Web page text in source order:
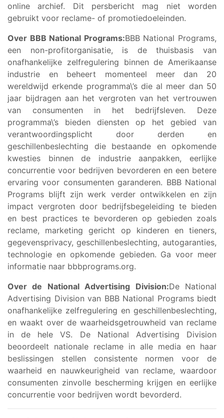
online archief. Dit persbericht mag niet worden
gebruikt voor reclame- of promotiedoeleinden.
Over BBB National Programs:BBB National Programs,
een non-profitorganisatie, is de thuisbasis van
onafhankelijke zelfregulering binnen de Amerikaanse
industrie en beheert momenteel meer dan 20
wereldwijd erkende programma\’s die al meer dan 50
jaar bijdragen aan het vergroten van het vertrouwen
van consumenten in het bedrijfsleven. Deze
programma\’s bieden diensten op het gebied van
verantwoordingsplicht door derden en
geschillenbeslechting die bestaande en opkomende
kwesties binnen de industrie aanpakken, eerlijke
concurrentie voor bedrijven bevorderen en een betere
ervaring voor consumenten garanderen. BBB National
Programs blijft zijn werk verder ontwikkelen en zijn
impact vergroten door bedrijfsbegeleiding te bieden
en best practices te bevorderen op gebieden zoals
reclame, marketing gericht op kinderen en tieners,
gegevensprivacy, geschillenbeslechting, autogaranties,
technologie en opkomende gebieden. Ga voor meer
informatie naar bbbprograms.org.
Over de National Advertising Division:De National
Advertising Division van BBB National Programs biedt
onafhankelijke zelfregulering en geschillenbeslechting,
en waakt over de waarheidsgetrouwheid van reclame
in de hele VS. De National Advertising Division
beoordeelt nationale reclame in alle media en haar
beslissingen stellen consistente normen voor de
waarheid en nauwkeurigheid van reclame, waardoor
consumenten zinvolle bescherming krijgen en eerlijke
concurrentie voor bedrijven wordt bevorderd.